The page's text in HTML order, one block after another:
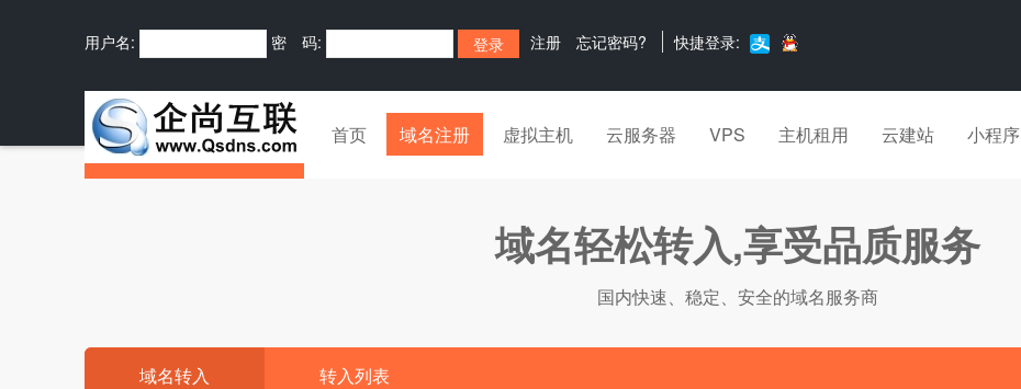
用户名: 密 码: 注册 忘记密码? 快捷登录:
首页 域名注册 虚拟主机 云服务器 VPS 主机租用 云建站 小程序
域名轻松转入,享受品质服务
国内快速、稳定、安全的域名服务商
域名转入 转入列表